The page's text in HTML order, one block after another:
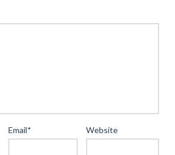
Email* Website